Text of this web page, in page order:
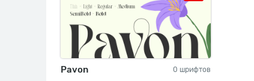
Pavon 0 шрифтов